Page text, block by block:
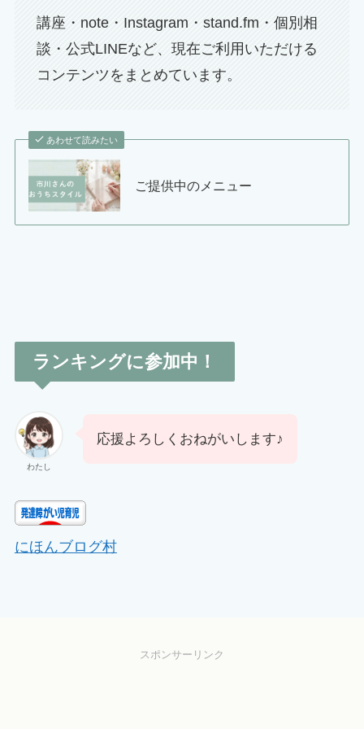
講座・note・Instagram・stand.fm・個別相
談・公式LINEなど、現在ご利用いただける
コンテンツをまとめています。
あわせて読みたい
ご提供中のメニュー
ランキングに参加中！
わたし
応援よろしくおねがいします♪
にほんブログ村
スポンサーリンク